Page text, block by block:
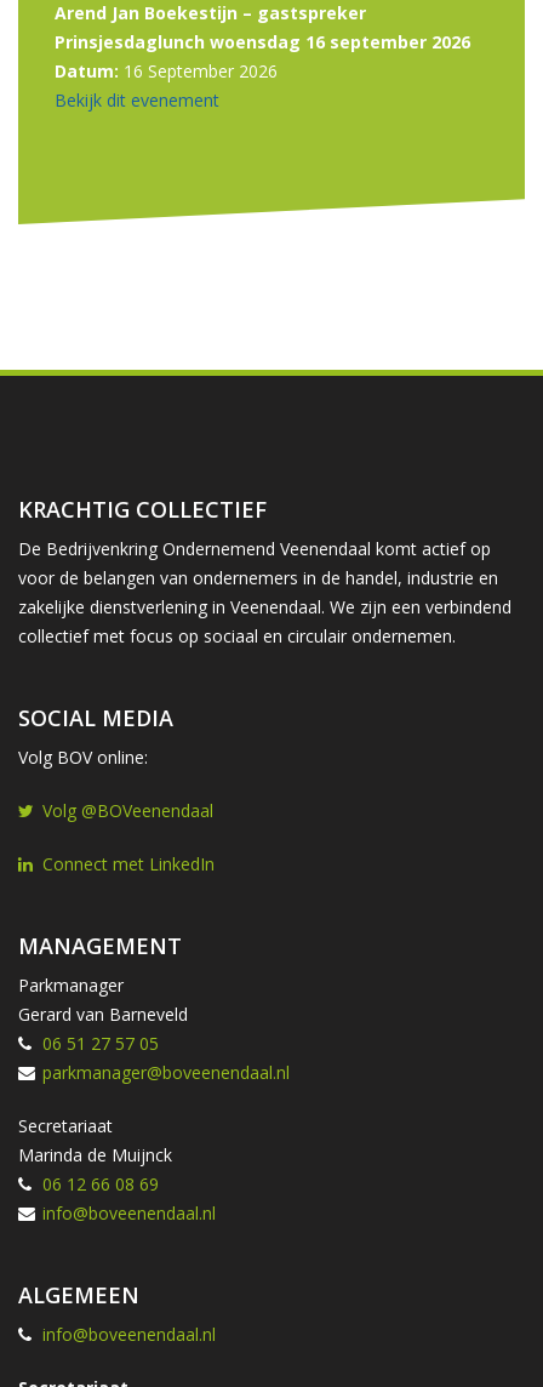
Arend Jan Boekestijn – gastspreker
Prinsjesdaglunch woensdag 16 september 2026
Datum: 16 September 2026
Bekijk dit evenement
KRACHTIG COLLECTIEF
De Bedrijvenkring Ondernemend Veenendaal komt actief op
voor de belangen van ondernemers in de handel, industrie en
zakelijke dienstverlening in Veenendaal. We zijn een verbindend
collectief met focus op sociaal en circulair ondernemen.
SOCIAL MEDIA
Volg BOV online:
Volg @BOVeenendaal
Connect met LinkedIn
MANAGEMENT
Parkmanager
Gerard van Barneveld
06 51 27 57 05
parkmanager@boveenendaal.nl
Secretariaat
Marinda de Muijnck
06 12 66 08 69
info@boveenendaal.nl
ALGEMEEN
info@boveenendaal.nl